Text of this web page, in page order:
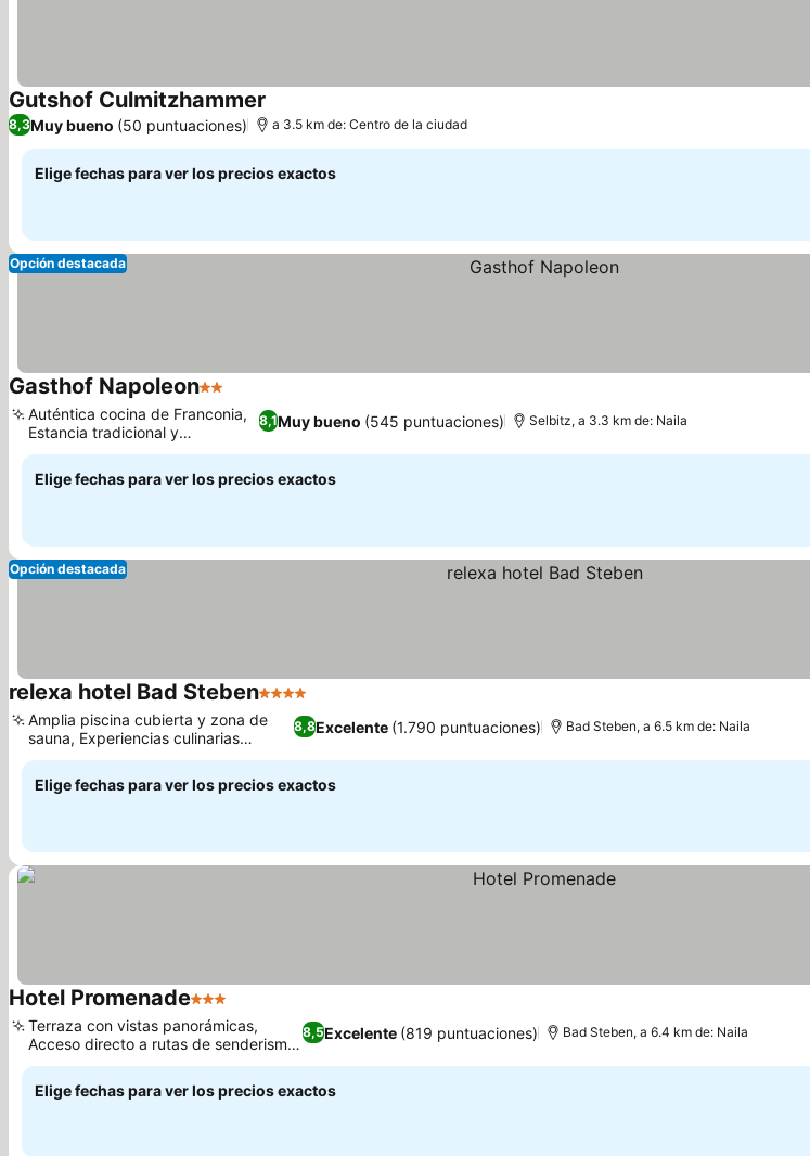
Gutshof CulmitzhammerVer precios
8,3Muy bueno (50 puntuaciones) a 3.5 km de: Centro de la ciudad
Elige fechas para ver los precios exactos
Opción destacada
Gasthof Napoleon2 Estrellas
8,1Muy bueno (545 puntuaciones)
Auténtica cocina de Franconia,
Estancia tradicional y
económica
Selbitz, a 3.3 km de: Naila
Elige fechas para ver los precios exactos
Opción destacada
relexa hotel Bad Steben4 Estrellas
8,8Excelente (1.790 puntuaciones)
Amplia piscina cubierta y zona de
sauna, Experiencias culinarias
excepcionales
Bad Steben, a 6.5 km de: Naila
Elige fechas para ver los precios exactos
Hotel Promenade3 Estrellas
8,5Excelente (819 puntuaciones)
Terraza con vistas panorámicas,
Acceso directo a rutas de senderismo
y ciclismo
Bad Steben, a 6.4 km de: Naila
Elige fechas para ver los precios exactos